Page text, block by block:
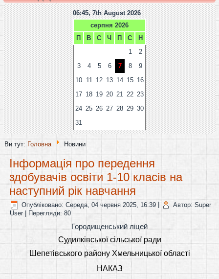
06:45, 7th August 2026
серпня 2026
П
В С Ч П С
Н
1
2
3
4 5 6 7 8
9
10 11 12 13 14 15 16
17 18 19 20 21 22 23
24 25 26 27 28 29 30
31
Ви тут: Головна Новини
Інформація про передення
здобувачів освіти 1-10 класів на
наступний рік навчання
Опубліковано: Середа, 04 червня 2025, 16:39
Автор: Super
User | Перегляди: 80
Городищенський ліцей
Судилківської сільської ради
Шепетівського району Хмельницької області
НАКАЗ